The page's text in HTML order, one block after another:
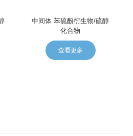
中间体 苯硫酚衍生物/硫醇
化合物
查看更多